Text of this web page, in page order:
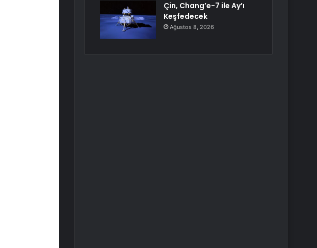
Çin, Chang’e-7 ile Ay’ı
Keşfedecek
Ağustos 8, 2026